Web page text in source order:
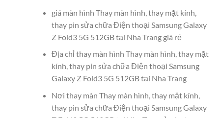
giá màn hình Thay màn hình, thay mặt kính,
thay pin sửa chữa Điện thoại Samsung Galaxy
Z Fold3 5G 512GB tại Nha Trang giá rẻ
Địa chỉ thay màn hình Thay màn hình, thay mặt
kính, thay pin sửa chữa Điện thoại Samsung
Galaxy Z Fold3 5G 512GB tại Nha Trang
Nơi thay màn Thay màn hình, thay mặt kính,
thay pin sửa chữa Điện thoại Samsung Galaxy